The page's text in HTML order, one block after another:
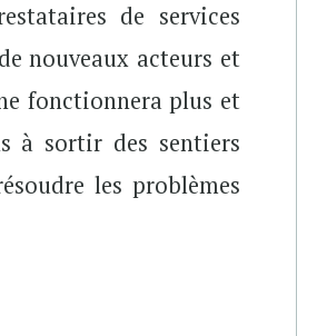
de services
nouveaux acteurs et
fonctionnera plus et
à sortir des sentiers
les problèmes